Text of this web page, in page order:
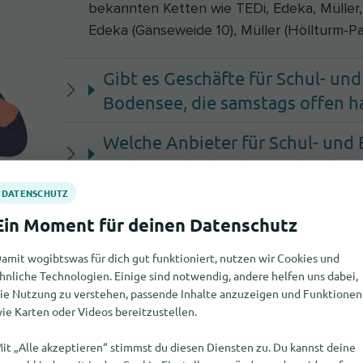
bekannten Ketten wie TEDi, Edeka,
Edeka (Gänseweide 10), Müller (Höllturm-
Gibt es Geschäfte für Schul-
Bodensee, die samstags offen
Welche Anbieter für Schul- und
Bodensee haben besonders
Gibt es weitere Möglichkeiten,
Radolfzell am Bodensee zu
findest du ebenfalls in
wogibtswas für dich gut funktioniert, nutzen wir Cookies und
Technologien. Einige sind notwendig, andere helfen uns dabei,
Nutzung zu verstehen, passende Inhalte anzuzeigen und Funktionen
Karten oder Videos bereitzustellen.
„Alle akzeptieren“ stimmst du diesen Diensten zu. Du kannst deine